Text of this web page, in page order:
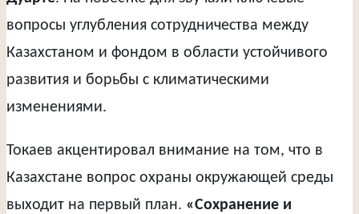
вопросы углубления сотрудничества между
Казахстаном и фондом в области устойчивого
развития и борьбы с климатическими
изменениями.
Токаев акцентировал внимание на том, что в
Казахстане вопрос охраны окружающей среды
выходит на первый план. «Сохранение и